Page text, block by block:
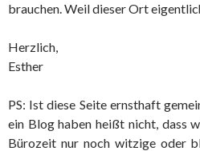
brauchen. Weil dieser Ort
Herzlich,
Esther
PS: Ist diese Seite ernsthaft
ein Blog haben heißt nicht, dass
Bürozeit nur noch witzige oder